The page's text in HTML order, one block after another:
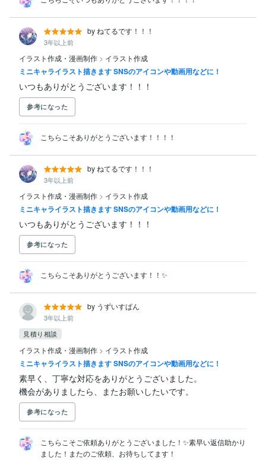
by ねてるです！！！
3年以上前
イラスト作成・漫画制作 > イラスト作成
ミニキャライラスト描きます SNSのアイコンや動画用などに！
いつもありがとうございます！！！
参考になった
こちらこそありがとうございます！！！！
by ねてるです！！！
3年以上前
イラスト作成・漫画制作 > イラスト作成
ミニキャライラスト描きます SNSのアイコンや動画用などに！
いつもありがとうございます！！！
参考になった
こちらこそありがとうございます！！✨
by うずいすぱん
3年以上前
見積り相談
イラスト作成・漫画制作 > イラスト作成
ミニキャライラスト描きます SNSのアイコンや動画用などに！
素早く、丁寧な対応をありがとうございました。
機会がありましたら、またお願いしたいです。
参考になった
こちらこそご依頼ありがとうございました！✨素早い返信助かり
ました！またのご依頼、お待ちしてます！